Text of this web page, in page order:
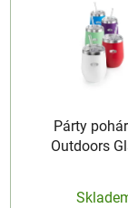
Párty
Outdoors